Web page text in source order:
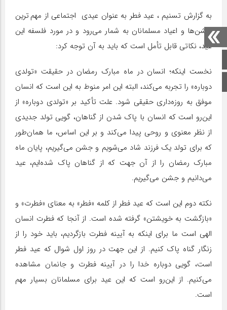
اینستاگرام
به گزارش تسنیم ، عید فطر به عنوان عیدی اجتماعی از مهم ترین
جشن‌ها و اعیاد مسلمانان به شمار می‌رود و در مورد فلسفه این
عید، نکاتی قابل تأمل است که باید به آن توجه کرد:
نخست اینکه؛ انسان در ماه مبارک رمضان در حقیقت «تولدی
دوباره» را تجربه می‌کند، البته این امر منوط به این است که انسان
موفق به روزه‌داری حقیقی شود. علت تأکید بر «تولدی دوباره» از
این‌رو است که انسان با پاک شدن از گناهان، گویی تولد جدیدی
از نظر معنوی و روحی پیدا می‌کند و بر این اساس، ما همان‌طور
که برای تولد یک فرزند شاد می‌شویم و جشن می‌گیریم، پایان ماه
مبارک رمضان را از آن جهت که از گناهان پاک شده‌ایم، عید
می‌دانیم و جشن می‌گیریم.
نکته دوم این است که عید فطر از کلمه «فطر» به معنای «فطرت» و
«بازگشت به خویشتن» گرفته شده است. از آنجا که فطرت انسان
الهی است ما برای اینکه به آیینه فطرت بازگردیم، باید خود را از
زنگار گناه پاک کنیم. از این جهت در روز اول شوال که عید فطر
است، گویی دوباره خدا را در آیینه فطرت و جانمان مشاهده
می‌کنیم. از این‌رو است که این عید برای مسلمانان بسیار مهم
است.